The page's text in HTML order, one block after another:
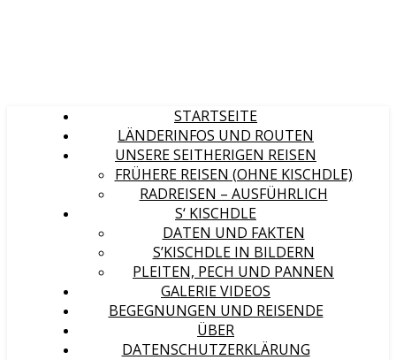
STARTSEITE
LÄNDERINFOS UND ROUTEN
UNSERE SEITHERIGEN REISEN
FRÜHERE REISEN (OHNE KISCHDLE)
RADREISEN – AUSFÜHRLICH
S‘ KISCHDLE
DATEN UND FAKTEN
S’KISCHDLE IN BILDERN
PLEITEN, PECH UND PANNEN
GALERIE VIDEOS
BEGEGNUNGEN UND REISENDE
ÜBER
DATENSCHUTZERKLÄRUNG